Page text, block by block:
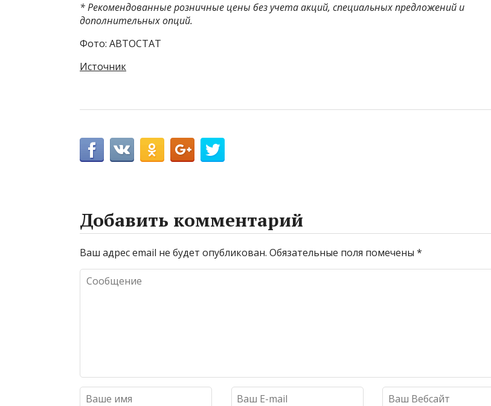
* Рекомендованные розничные цены без учета акций, специальных предложений и
дополнительных опций.
Фото: АВТОСТАТ
Источник
Добавить комментарий
Ваш адрес email не будет опубликован. Обязательные поля помечены *